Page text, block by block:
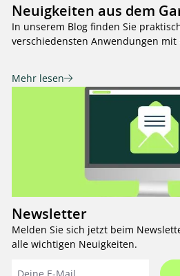
Neuigkeiten aus dem
In unserem Blog finden Sie
verschiedensten Anwendungen mit
Mehr lesen
Newsletter
Melden Sie sich jetzt beim
alle wichtigen Neuigkeiten.